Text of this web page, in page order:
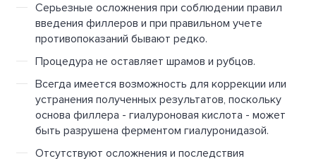
Серьезные осложнения при соблюдении правил
введения филлеров и при правильном учете
противопоказаний бывают редко.
Процедура не оставляет шрамов и рубцов.
Всегда имеется возможность для коррекции или
устранения полученных результатов, поскольку
основа филлера - гиалуроновая кислота - может
быть разрушена ферментом гиалуронидазой.
Отсутствуют осложнения и последствия